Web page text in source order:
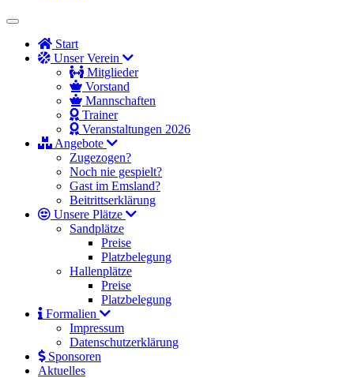
Start
Unser Verein
Mitglieder
Vorstand
Mannschaften
Trainer
Veranstaltungen 2026
Angebote
Zugezogen?
Noch nie gespielt?
Gast im Emsland?
Beitrittserklärung
Unsere Plätze
Sandplätze
Preise
Platzbelegung
Hallenplätze
Preise
Platzbelegung
Formalien
Impressum
Datenschutzerklärung
Sponsoren
Aktuelles